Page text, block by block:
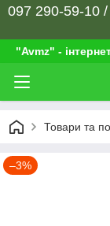
097 290-59-10
"Avmz" -
Товари та
–3%